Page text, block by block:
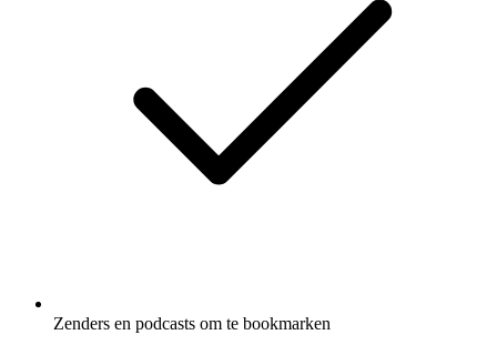
Zenders en podcasts om te bookmarken